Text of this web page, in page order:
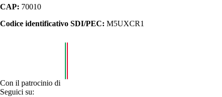
CAP: 70010
Codice identificativo SDI/PEC: M5UXCR1
Con il patrocinio di
Seguici su: